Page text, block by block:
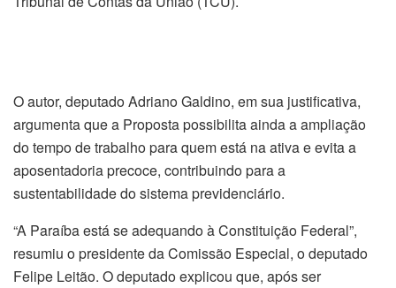
O autor, deputado Adriano Galdino, em sua justificativa,
argumenta que a Proposta possibilita ainda a ampliação
do tempo de trabalho para quem está na ativa e evita a
aposentadoria precoce, contribuindo para a
sustentabilidade do sistema previdenciário.
“A Paraíba está se adequando à Constituição Federal”,
resumiu o presidente da Comissão Especial, o deputado
Felipe Leitão. O deputado explicou que, após ser